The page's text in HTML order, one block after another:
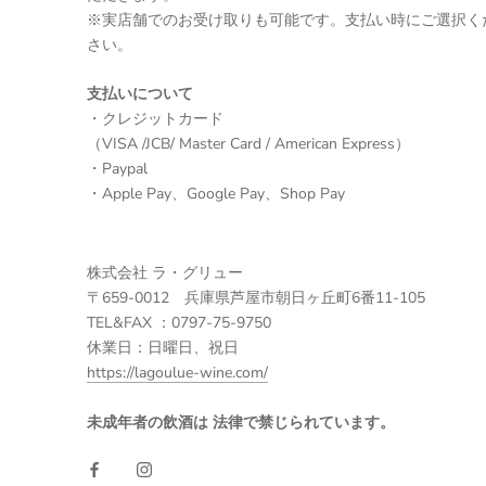
※実店舗でのお受け取りも可能です。支払い時にご選択く
さい。
支払いについて
・クレジットカード
（VISA /JCB/ Master Card / American Express）
・Paypal
・Apple Pay、Google Pay、Shop Pay
株式会社 ラ・グリュー
〒659-0012 兵庫県芦屋市朝日ヶ丘町6番11-105
TEL&FAX ：0797-75-9750
休業日：日曜日、祝日
https://lagoulue-wine.com/
未成年者の飲酒は 法律で禁じられています。